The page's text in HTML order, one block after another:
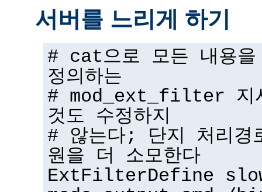
서버를 느리게 하기
# cat으로 모든 내용을
정의하는
# mod_ext_filter 지
것도 수정하지
# 않는다; 단지 처리경
원을 더 소모한다
ExtFilterDefine